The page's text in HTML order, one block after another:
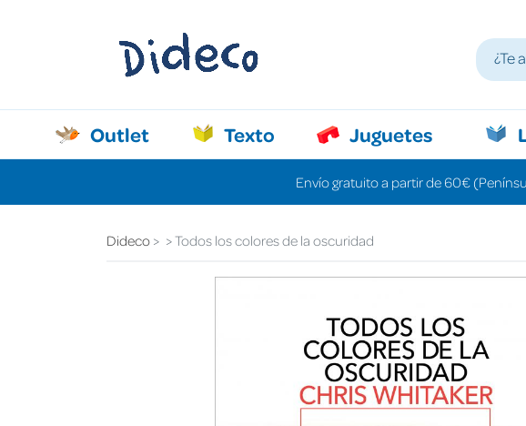
Outlet Texto Juguetes
Envío gratuito a partir de 60€
Dideco Todos los colores de la oscuridad